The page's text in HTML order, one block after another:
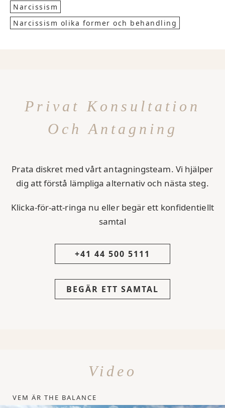
Narcissism
Narcissism olika former och behandling
Privat Konsultation
Och Antagning
Prata diskret med vårt antagningsteam. Vi hjälper
dig att förstå lämpliga alternativ och nästa steg.
Klicka-för-att-ringa nu eller begär ett konfidentiellt
samtal
+41 44 500 5111
BEGÄR ETT SAMTAL
Video
VEM ÄR THE BALANCE